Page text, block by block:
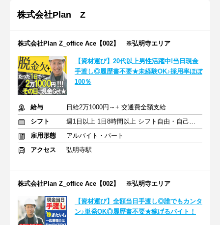
株式会社Plan Z
株式会社Plan Z_office Ace【002】 ※弘明寺エリア
【資材運び】20代以上男性活躍中!当日現金
手渡し◎履歴書不要★未経験OK♪採用率ほぼ
100％
給与
日給2万1000円～+ 交通費全額支給
シフト
週1日以上 1日8時間以上 シフト自由・自己申告
雇用形態
アルバイト・パート
アクセス
弘明寺駅
株式会社Plan Z_office Ace【002】 ※弘明寺エリア
【資材運び】全額当日手渡し◎誰でもカンタ
ン♪単発OK◎履歴書不要★稼げるバイト！